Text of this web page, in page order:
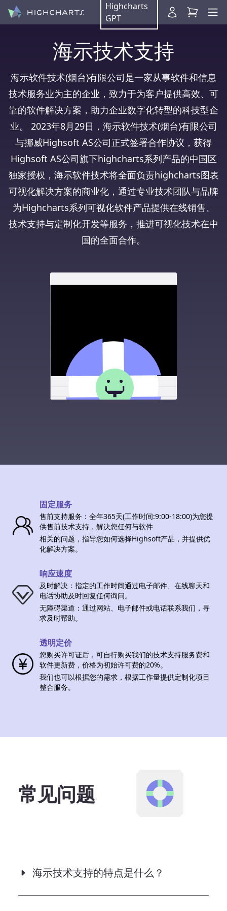
Highcharts
GPT
海示技术支持
海示软件技术(烟台)有限公司是一家从事软件和信息
技术服务业为主的企业，致力于为客户提供高效、可
靠的软件解决方案，助力企业数字化转型的科技型企
业。 2023年8月29日，海示软件技术(烟台)有限公司
与挪威Highsoft AS公司正式签署合作协议，获得
Highsoft AS公司旗下highcharts系列产品的中国区
独家授权，海示软件技术将全面负责highcharts图表
可视化解决方案的商业化，通过专业技术团队与品牌
为Highcharts系列可视化软件产品提供在线销售、
技术支持与定制化开发等服务，推进可视化技术在中
国的全面合作。
固定服务
售前支持服务：全年365天(工作时间:9:00-18:00)为您提
供售前技术支持，解决您任何与软件
相关的问题，指导您如何选择Highsoft产品，并提供优
化解决方案。
响应速度
及时解决：指定的工作时间通过电子邮件、在线聊天和
电话协助及时回复任何询问。
无障碍渠道：通过网站、电子邮件或电话联系我们，寻
求及时帮助。
透明定价
您购买许可证后，可自行购买我们的技术支持服务费和
软件更新费，价格为初始许可费的20%。
我们也可以根据您的需求，根据工作量提供定制化项目
整合服务。
常见问题
海示技术支持的特点是什么？